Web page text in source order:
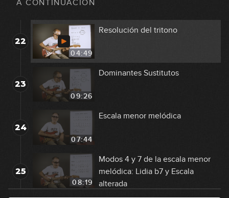
A CONTINUACIÓN
22
04:49
Resolución del tritono
23
09:26
Dominantes Sustitutos
24
07:44
Escala menor melódica
25
08:19
Modos 4 y 7 de la escala menor
melódica: Lidia b7 y Escala
alterada